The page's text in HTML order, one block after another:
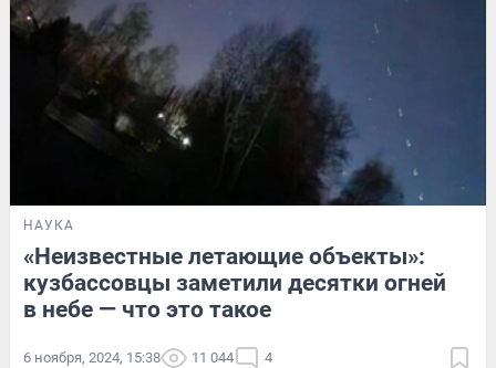
НАУКА
«Неизвестные летающие объекты»:
кузбассовцы заметили десятки огней
в небе — что это такое
6 ноября, 2024, 15:38 11 044 4